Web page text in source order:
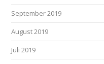
September 2019
August 2019
Juli 2019